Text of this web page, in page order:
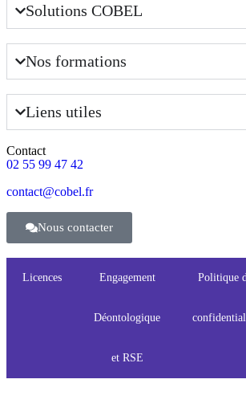
Solutions COBEL
Nos formations
Liens utiles
Contact
02 55 99 47 42
contact@cobel.fr
Nous contacter
Licences Engagement
Déontologique
et RSE
Politique